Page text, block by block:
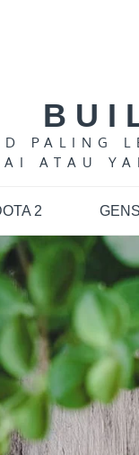
PALING
ATAU
2